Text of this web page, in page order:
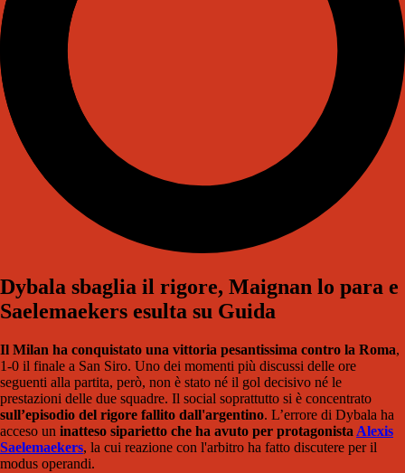
Dybala sbaglia il rigore, Maignan lo para e
Saelemaekers esulta su Guida
Il Milan ha conquistato una vittoria pesantissima contro la Roma,
1-0 il finale a San Siro. Uno dei momenti più discussi delle ore
seguenti alla partita, però, non è stato né il gol decisivo né le
prestazioni delle due squadre. Il social soprattutto si è concentrato
sull’episodio del rigore fallito dall'argentino. L’errore di Dybala ha
acceso un inatteso siparietto che ha avuto per protagonista Alexis
Saelemaekers, la cui reazione con l'arbitro ha fatto discutere per il
modus operandi.